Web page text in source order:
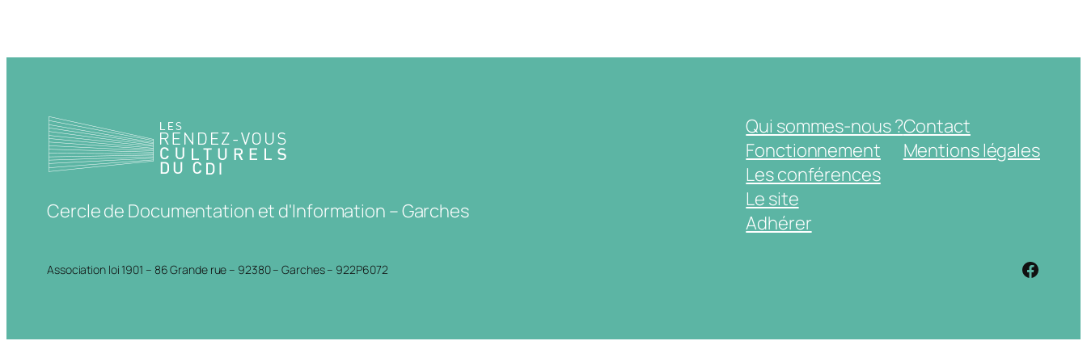
Cercle de Documentation et d'Information – Garches
Qui sommes-nous ?
Fonctionnement
Les conférences
Le site
Adhérer
Contact
Mentions légales
Association loi 1901 – 86 Grande rue – 92380 – Garches – 922P6072